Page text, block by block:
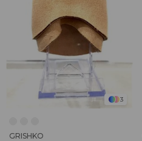
3
GRISHKO